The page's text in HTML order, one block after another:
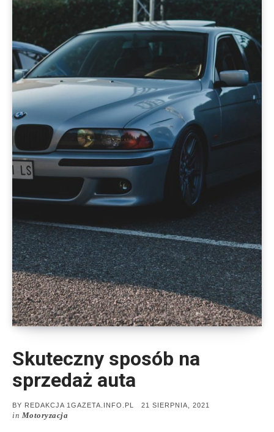
Skuteczny sposób na
sprzedaż auta
BY REDAKCJA 1GAZETA.INFO.PL
POSTED
21 SIERPNIA, 2021
in Motoryzacja